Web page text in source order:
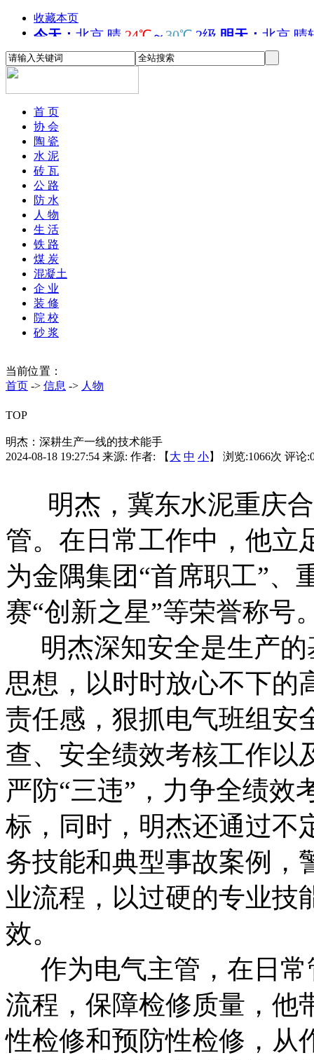
收藏本页
首 页
协 会
陶 瓷
水 泥
砖 瓦
公 路
防 水
人 物
生 活
铁 路
煤 炭
混凝土
企 业
装 修
院 校
砂 浆
当前位置：
首页 -> 信息 -> 人物
TOP
明杰：深耕生产一线的技术能手
2024-08-18 19:27:54 来源: 作者: 【 大 中 小】 浏览:1066次 评论:
明杰，冀东水泥重庆合
管。在日常工作中，他立
为金隅集团“首席职工”、
赛“创新之星”等荣誉称号
明杰深知安全是生产的
思想，以时时放心不下的
责任感，狠抓电气班组安
查、安全绩效考核工作以
严防“三违”，力争全绩效
标，同时，明杰还通过不
务技能和典型事故案例，
业流程，以过硬的专业技
效。
作为电气主管，在日常
流程，保障检修质量，他
性检修和预防性检修，从